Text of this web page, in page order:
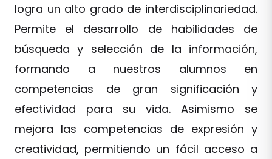
logra un alto grado de interdisciplinariedad.
Permite el desarrollo de habilidades de
búsqueda y selección de la información,
formando a nuestros alumnos en
competencias de gran significación y
efectividad para su vida. Asimismo se
mejora las competencias de expresión y
creatividad, permitiendo un fácil acceso a